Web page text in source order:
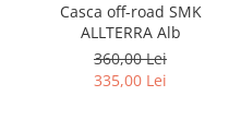
Accesorii
Banda termica
Evacuare completa
Casca off-road SMK
ALLTERRA Alb
360,00 Lei
335,00 Lei